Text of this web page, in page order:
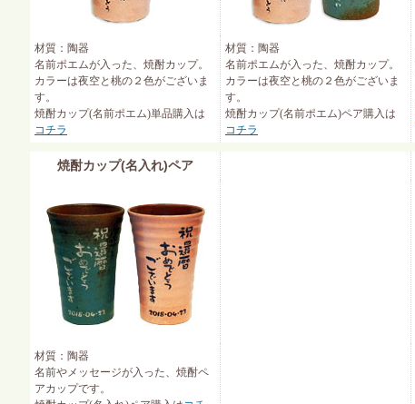
材質：陶器
名前ポエムが入った、焼酎カップ。
カラーは夜空と桃の２色がございま
す。
焼酎カップ(名前ポエム)単品購入は
コチラ
材質：陶器
名前ポエムが入った、焼酎カップ。
カラーは夜空と桃の２色がございま
す。
焼酎カップ(名前ポエム)ペア購入は
コチラ
焼酎カップ(名入れ)ペア
材質：陶器
名前やメッセージが入った、焼酎ペ
アカップです。